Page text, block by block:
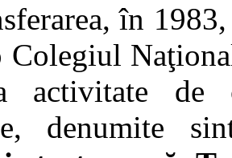
în
Colegiul
activitate de
denumite